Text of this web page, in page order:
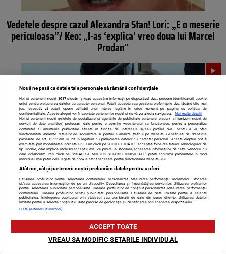
Vedetele despre cazul Alexandra Stan! Lori: „E o meserie
periculoasa”/ Keo: „I-as ‘explica’ vreo doua lui Marcel
Prodan”
Cosmarul nu s-a incheiat! Batuta de impresar, Alexandra
Stan ar putea ajunge si datoare vanduta. E SCANDAL la
tribunal!
Nouă ne pasă ca datele tale personale să rămână confidențiale
Noi și partenerii noștri 1017stocăm și/sau accesăm informații pe dispozitivul dvs., precum identificatorii cookie
unici pentru prelucrarea datelor cu caracter personal. Puteți accepta sau gestiona preferințele dvs. făcând clic mai
jos, respectiv vă puteți opune utilizării unui interes legitim în orice moment pe pagina cu politica de
confidențialitate. Aceste alegeri vor fi raportate partenerilor noștri și nu vă vor afecta navigarea.
Mai multe detalii
Noi si partenerii nostri (retelele de socializare si agentiile de publicitate partenere, precum si furnizorii nostri de
servicii de date analitice) prelucram date pentru a permite website-ului sa functioneze, pentru a personaliza
continutul si anunturile publicitare afisate in functie de interesele si/sau profilul dvs., pentru a va oferi
functionalitati aferente retelelor de socializare si pentru a analiza traficul pe website. Beneficiati de drepturile
prevazute de art. 15-22 din GDPR in legatura cu prelucrarea datelor cu caracter personal. Aceste drepturi pot fi
exercitate prin modalitatea indicataaici . Prin click pe “ACCEPT TOATE”, acceptati folosirea tuturor Tehnologiilor de
tip Cookie, care implica inclusiv acceptul dvs. cu privire la stocarea/accesarea informatiilor de catre Vendor-ii cu
care colaboram. Prin click pe “VREAU SA MODIFIC SETARILE INDIVIDUAL” puteti schimba preferintele in mod
individual, mai putin cele legate de cookie strict necesare pentru functionarea website-ului.
Atât noi, cât și partenerii noștri prelucrăm datele pentru a oferi:
Utilizarea profilurilor pentru selectarea conținutului personalizat. Măsurarea performanței reclamelor. Stocarea
și/sau accesarea informațiilor de pe un dispozitiv. Dezvoltarea și îmbunătățirea serviciilor. Utilizarea profilurilor
pentru selectarea publicității personalizate. Crearea profilurilor de conținut personalizat. Măsurarea performanței
conținutului. Crearea profilurilor pentru publicitate personalizată. Utilizarea de date limitate pentru a selecta
publicitatea. Înțelegerea publicului prin statistici sau combinații de date din surse diferite. Utilizarea datelor
limitate pentru a selecta conținutul. Date precise de geolocație și identificarea prin scanarea dispozitivului.
Listă parteneri (furnizori)
ACCEPT TOATE
VREAU SA MODIFIC SETARILE INDIVIDUAL